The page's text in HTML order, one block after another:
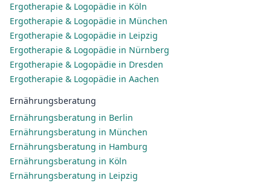
Ergotherapie & Logopädie in Köln
Ergotherapie & Logopädie in München
Ergotherapie & Logopädie in Leipzig
Ergotherapie & Logopädie in Nürnberg
Ergotherapie & Logopädie in Dresden
Ergotherapie & Logopädie in Aachen
Ernährungsberatung
Ernährungsberatung in Berlin
Ernährungsberatung in München
Ernährungsberatung in Hamburg
Ernährungsberatung in Köln
Ernährungsberatung in Leipzig